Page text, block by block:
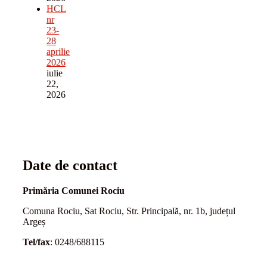
HCL
nr
23-
28
aprilie
2026
iulie
22,
2026
Date de contact
Primăria Comunei Rociu
Comuna Rociu, Sat Rociu, Str. Principală, nr. 1b, județul
Argeș
Tel/fax: 0248/688115